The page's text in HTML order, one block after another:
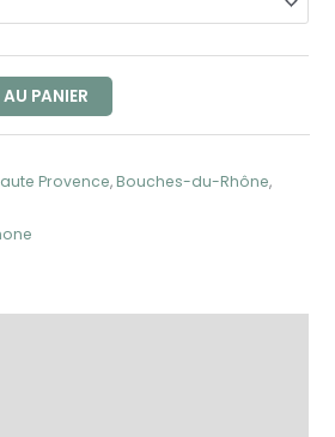
PANIER
Provence, Bouches-du-Rhône,